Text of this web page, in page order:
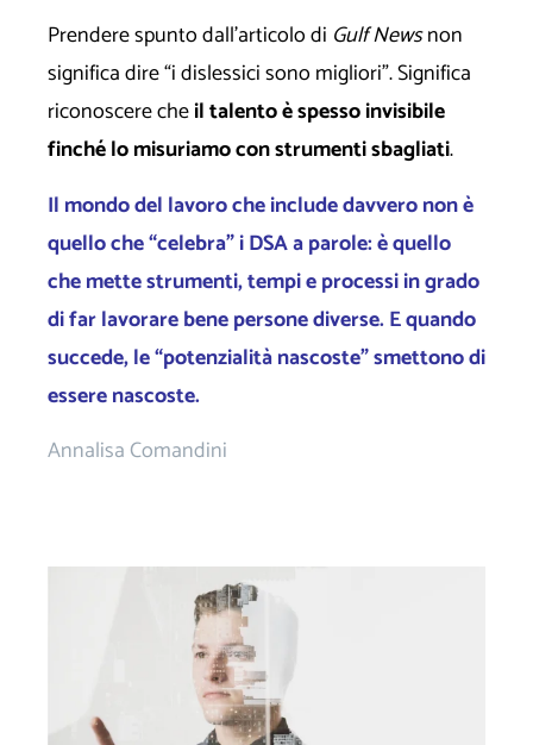
Prendere spunto dall’articolo di Gulf Newsnon
significa dire “i dislessici sono migliori”. Significa
riconoscere cheil talento è spesso invisibile
finché lo misuriamo con strumenti sbagliati.
Il mondo del lavoro che include davvero non è
quello che “celebra” i DSA a parole: è quello
che mette strumenti, tempi e processi in grado
di far lavorare bene persone diverse. E quando
succede, le “potenzialità nascoste” smettono di
essere nascoste.
Annalisa Comandini